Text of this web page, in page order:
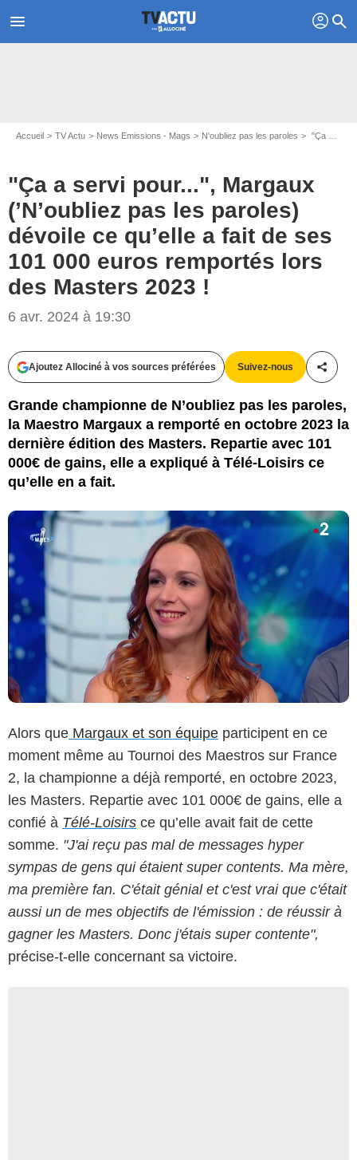
menu profil search
Accueil TV Actu News Emissions - Mags N'oubliez pas les paroles "Ça a servi pour...", Margaux (’N’oubliez pas les paroles) dévoile ce qu’elle a fait de ses 101 000 euros remportés lors des Masters 2023 !
"Ça a servi pour...", Margaux
(’N’oubliez pas les paroles)
dévoile ce qu’elle a fait de ses
101 000 euros remportés lors
des Masters 2023 !
6 avr. 2024 à 19:30
Ajoutez Allociné à vos sources préférées Suivez-nous
Grande championne de N’oubliez pas les paroles,
la Maestro Margaux a remporté en octobre 2023 la
dernière édition des Masters. Repartie avec 101
000€ de gains, elle a expliqué à Télé-Loisirs ce
qu’elle en a fait.
Alors que Margaux et son équipe participent en ce
moment même au Tournoi des Maestros sur France
2, la championne a déjà remporté, en octobre 2023,
les Masters. Repartie avec 101 000€ de gains, elle a
confié à Télé-Loisirs ce qu’elle avait fait de cette
somme. "J'ai reçu pas mal de messages hyper
sympas de gens qui étaient super contents. Ma mère,
ma première fan. C'était génial et c'est vrai que c'était
aussi un de mes objectifs de l'émission : de réussir à
gagner les Masters. Donc j'étais super contente",
précise-t-elle concernant sa victoire.